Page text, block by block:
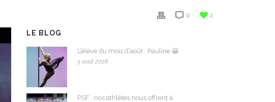
2
0
LE BLOG
L’élève du mois d’août : Pauline 😀
3 août 2026
PSF : nos athlètes nous offrent à